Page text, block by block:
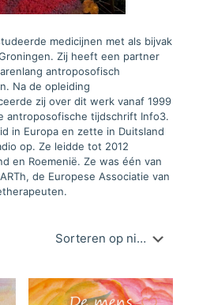
medicijnen met als bijvak
Zij heeft een partner
antroposofisch
Na de opleiding
zij over dit werk vanaf 1999
antroposofische tijdschrift Info3.
in Europa en zette in Duitsland
op. Ze leidde tot 2012
en Roemenië. Ze was één van
de Europese Associatie van